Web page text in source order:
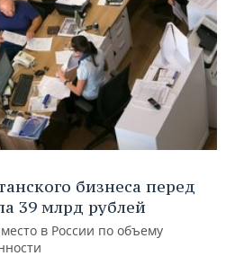
бизнеса перед
39 млрд рублей
в России по объему